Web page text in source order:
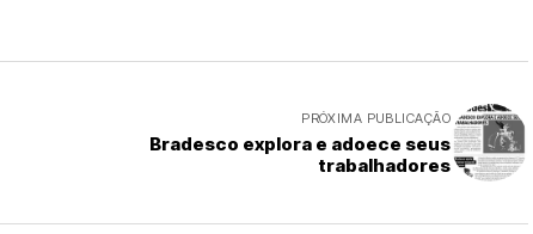
PRÓXIMA PUBLICAÇÃO
Bradesco explora e adoece seus
trabalhadores